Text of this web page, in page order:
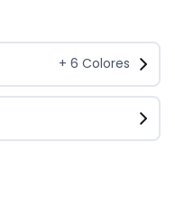
+ 6 Colores